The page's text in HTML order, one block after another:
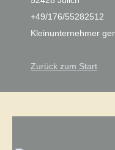
+49/176/55282512
Kleinunternehmer
Zurück zum Start